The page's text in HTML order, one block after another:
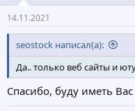
14.11.2021
seostock написал(а):
Да.. только веб сайты и
Спасибо, буду иметь